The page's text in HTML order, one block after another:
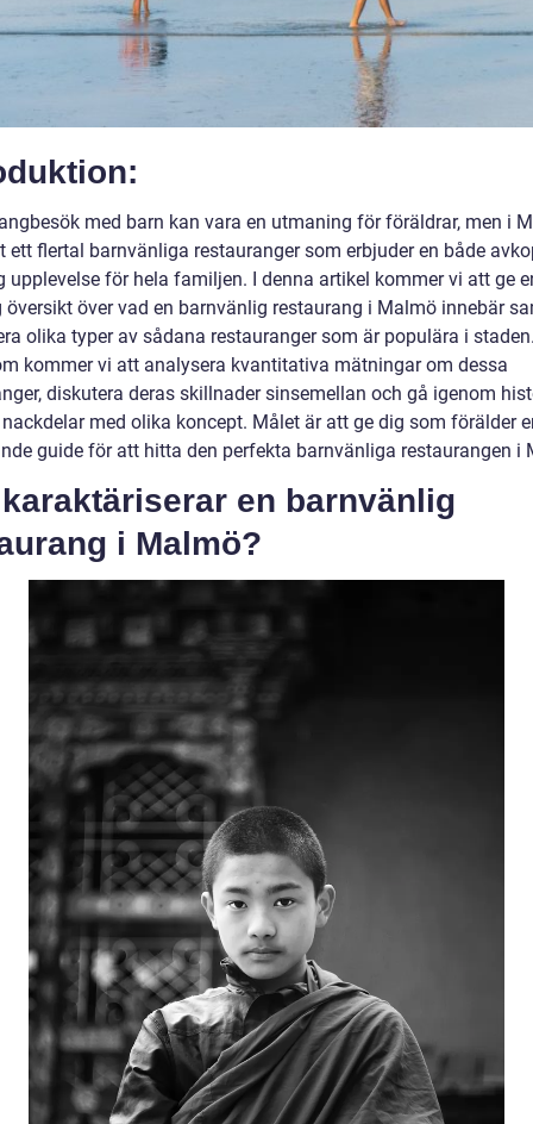
med barn kan vara en utmaning för föräldrar, men i
ett flertal barnvänliga restauranger som erbjuder en både
upplevelse för hela familjen. I denna artikel kommer vi att ge
översikt över vad en barnvänlig restaurang i Malmö innebär
olika typer av sådana restauranger som är populära i
kommer vi att analysera kvantitativa mätningar om dessa
diskutera deras skillnader sinsemellan och gå igenom
med olika koncept. Målet är att ge dig som förälder
guide för att hitta den perfekta barnvänliga restaurangen i
en barnvänlig
i Malmö?